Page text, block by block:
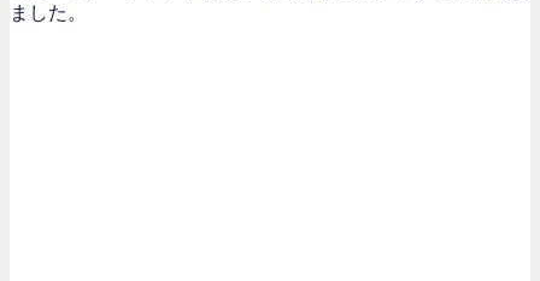
ました。